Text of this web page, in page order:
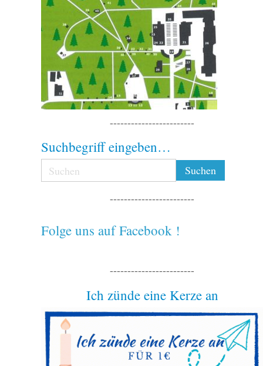
------------------------
Suchbegriff eingeben…
------------------------
Folge uns auf Facebook !
------------------------
Ich zünde eine Kerze an